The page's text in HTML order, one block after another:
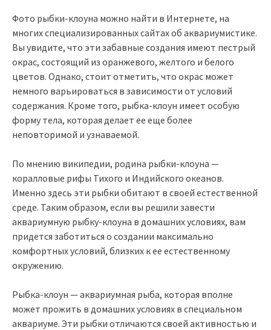
Фото рыбки-клоуна можно найти в Интернете, на
многих специализированных сайтах об аквариумистике.
Вы увидите, что эти забавные создания имеют пестрый
окрас, состоящий из оранжевого, желтого и белого
цветов. Однако, стоит отметить, что окрас может
немного варьироваться в зависимости от условий
содержания. Кроме того, рыбка-клоун имеет особую
форму тела, которая делает ее еще более
неповторимой и узнаваемой.
По мнению википедии, родина рыбки-клоуна —
коралловые рифы Тихого и Индийского океанов.
Именно здесь эти рыбки обитают в своей естественной
среде. Таким образом, если вы решили завести
аквариумную рыбку-клоуна в домашних условиях, вам
придется заботиться о создании максимально
комфортных условий, близких к ее естественному
окружению.
Рыбка-клоун — аквариумная рыба, которая вполне
может прожить в домашних условиях в специальном
аквариуме. Эти рыбки отличаются своей активностью и